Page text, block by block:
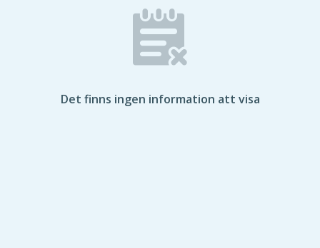
Det finns ingen information att visa